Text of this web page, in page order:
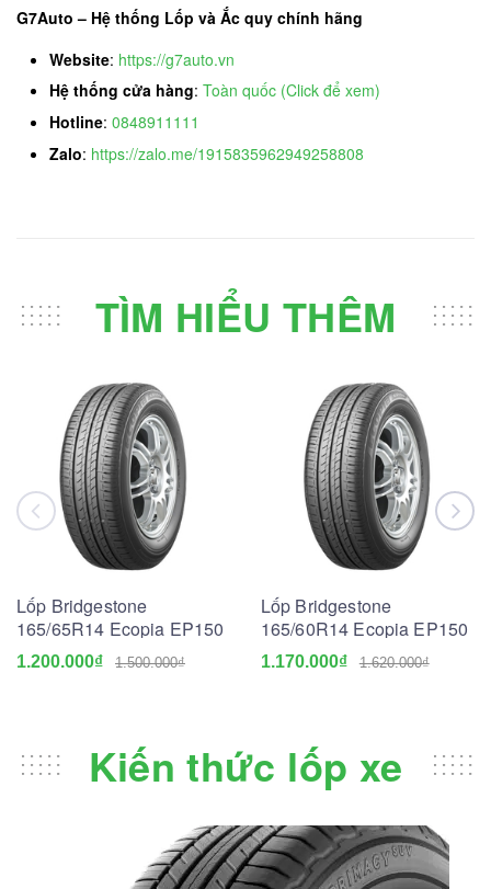
G7Auto – Hệ thống Lốp và Ắc quy chính hãng
Website: https://g7auto.vn
Hệ thống cửa hàng: Toàn quốc (Click để xem)
Hotline: 0848911111
Zalo: https://zalo.me/1915835962949258808
TÌM HIỂU THÊM
Lốp Bridgestone
165/65R14 Ecopia EP150
1.200.000₫ 1.500.000₫
Lốp Bridgestone
165/60R14 Ecopia EP150
1.170.000₫ 1.620.000₫
Kiến thức lốp xe